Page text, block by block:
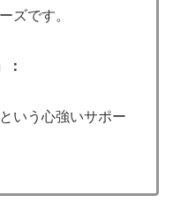
ズです。
：
いう心強いサポー